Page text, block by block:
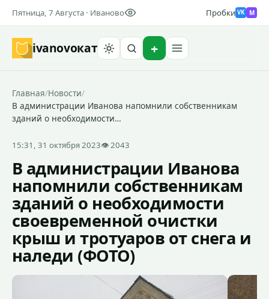
Пятница, 7 Августа · Иваново Пробки VK M
ivanovoкат
Главная/Новости/
В администрации Иванова напомнили собственникам
зданий о необходимости…
15:31, 31 октября 2023👁 2043
В администрации Иванова
напомнили собственникам
зданий о необходимости
своевременной очистки
крыш и тротуаров от снега и
наледи (ФОТО)